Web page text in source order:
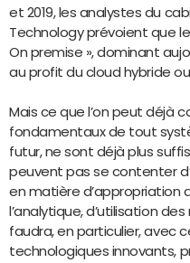
et 2019, les analystes du
Technology prévoient que
On premise », dominant
au profit du cloud hybride
Mais ce que l’on peut déjà
fondamentaux de tout
futur, ne sont déjà plus
peuvent pas se contenter
en matière d’appropriation
l’analytique, d’utilisation
faudra, en particulier, avec
technologiques innovants,